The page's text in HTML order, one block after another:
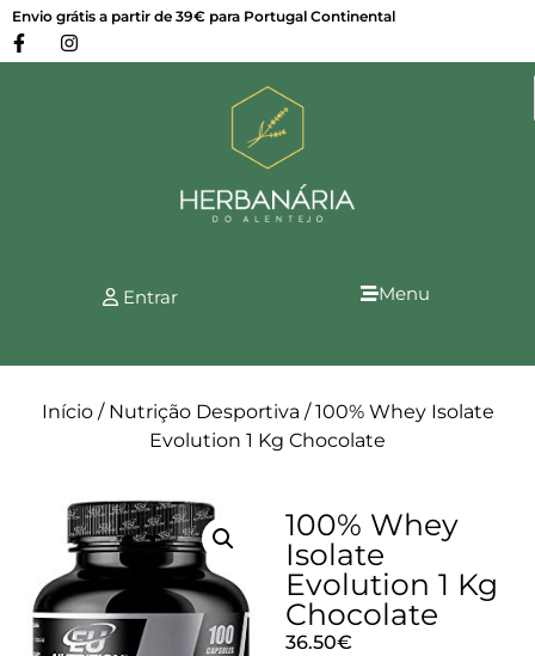
Envio grátis a partir de 39€ para Portugal Continental
Entrar Menu
Início/ Nutrição Desportiva / 100% Whey Isolate
Evolution 1 Kg Chocolate
100% Whey
Isolate
Evolution 1 Kg
Chocolate
36.50€